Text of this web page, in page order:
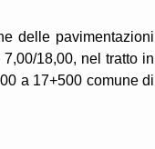
delle pavimentazioni
18,00, nel tratto in
a 17+500 comune di